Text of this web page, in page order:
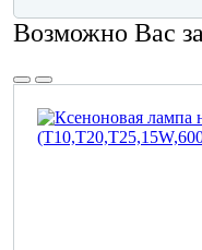
Возможно Вас